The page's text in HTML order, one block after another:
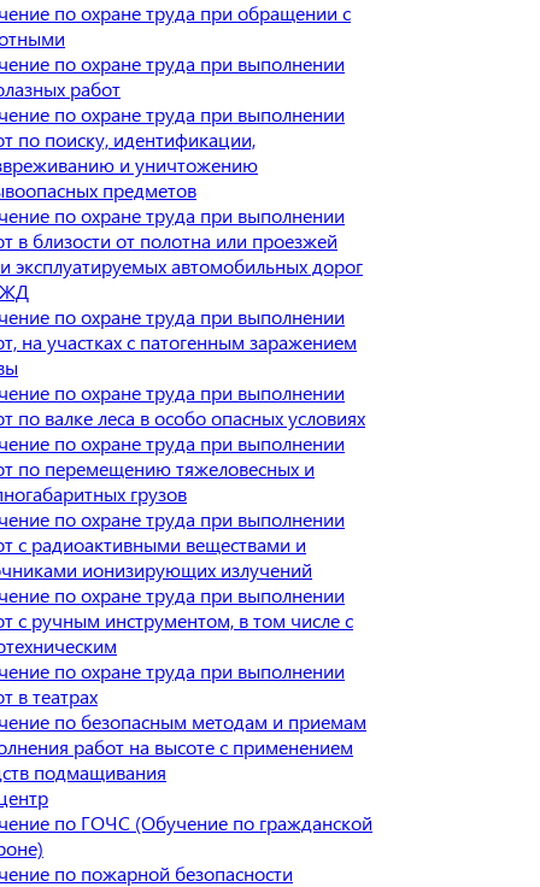
по охране труда при обращении с
по охране труда при выполнении
работ
по охране труда при выполнении
по поиску, идентификации,
и уничтожению
предметов
по охране труда при выполнении
в близости от полотна или проезжей
эксплуатируемых автомобильных дорог
по охране труда при выполнении
на участках с патогенным заражением
по охране труда при выполнении
по валке леса в особо опасных условиях
по охране труда при выполнении
по перемещению тяжеловесных и
грузов
по охране труда при выполнении
с радиоактивными веществами и
ионизирующих излучений
по охране труда при выполнении
с ручным инструментом, в том числе с
по охране труда при выполнении
в театрах
по безопасным методам и приемам
работ на высоте с применением
подмащивания
по ГОЧС (Обучение по гражданской
по пожарной безопасности